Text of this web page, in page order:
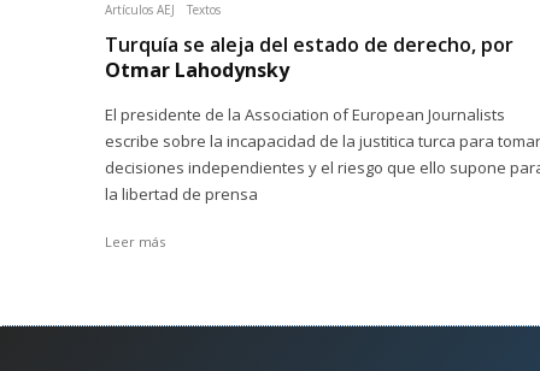
Artículos AEJ Textos
Turquía se aleja del estado de derecho, por
Otmar Lahodynsky
El presidente de la Association of European Journalists
escribe sobre la incapacidad de la justitica turca para tomar
decisiones independientes y el riesgo que ello supone
la libertad de prensa
Leer más